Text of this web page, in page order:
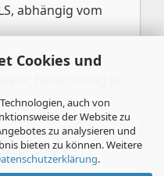
Cookies und
auch von
der Website zu
zu analysieren und
bieten zu können. Weitere
.
abhängig vom
Berechnung je
3,00 €